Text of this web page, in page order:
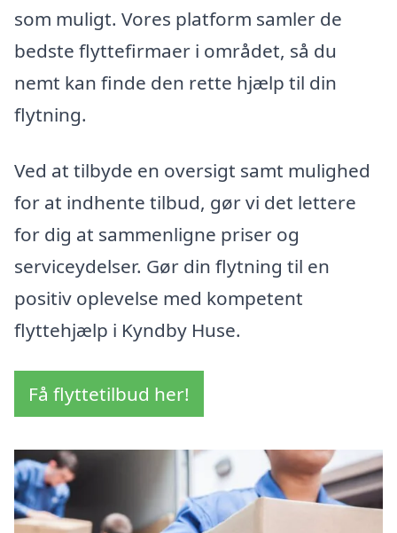
som muligt. Vores platform samler de
bedste flyttefirmaer i området, så du
nemt kan finde den rette hjælp til din
flytning.
Ved at tilbyde en oversigt samt mulighed
for at indhente tilbud, gør vi det lettere
for dig at sammenligne priser og
serviceydelser. Gør din flytning til en
positiv oplevelse med kompetent
flyttehjælp i Kyndby Huse.
Få flyttetilbud her!